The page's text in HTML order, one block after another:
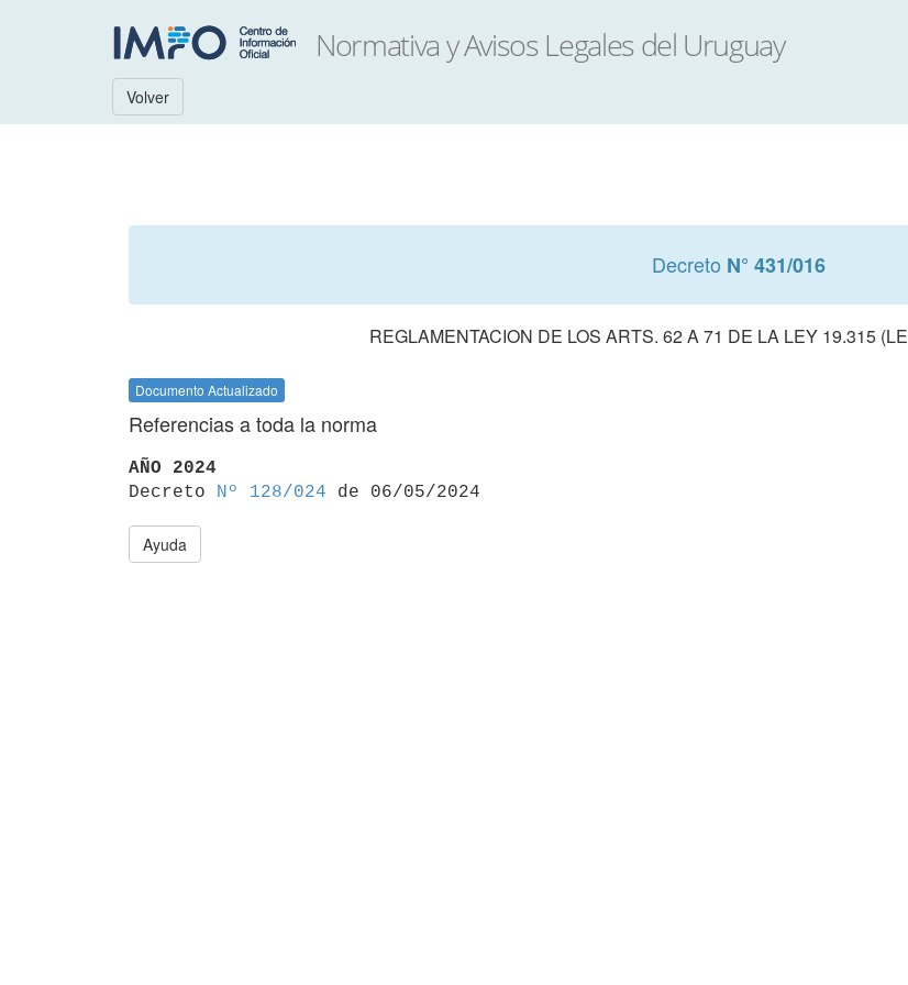
Volver
Decreto N° 431/016
REGLAMENTACION DE LOS ARTS. 62 A 71 DE LA LEY 19.315
Documento Actualizado
Referencias a toda la norma
AÑO 2024
Decreto
Nº 128/024
Ayuda